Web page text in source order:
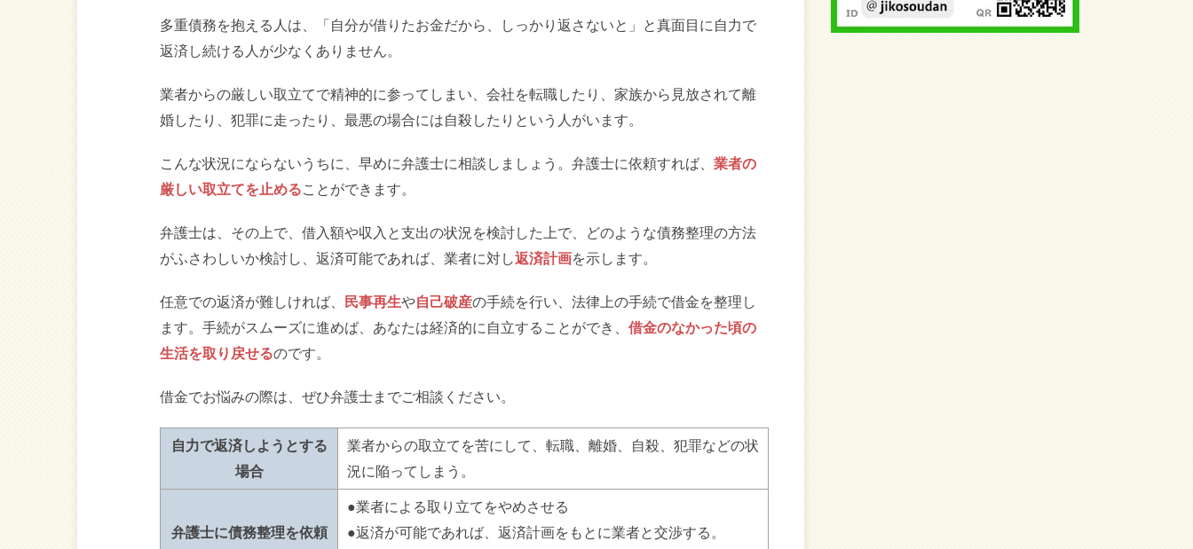
多重債務を抱える人は、「自分が借りたお金だから、しっかり返さないと」と真面目に自力で
返済し続ける人が少なくありません。
業者からの厳しい取立てで精神的に参ってしまい、会社を転職したり、家族から見放されて離
婚したり、犯罪に走ったり、最悪の場合には自殺したりという人がいます。
こんな状況にならないうちに、早めに弁護士に相談しましょう。弁護士に依頼すれば、 業者の
厳しい取立てを止めることができます。
弁護士は、その上で、借入額や収入と支出の状況を検討した上で、どのような債務整理の方法
がふさわしいか検討し、返済可能であれば、業者に対し返済計画を示します。
任意での返済が難しければ、 民事再生や自己破産の手続を行い、法律上の手続で借金を整理し
ます。手続がスムーズに進めば、あなたは経済的に自立することができ、 借金のなかった頃の
生活を取り戻せるのです。
借金でお悩みの際は、ぜひ弁護士までご相談ください。
自力で返済しようとする
場合
業者からの取立てを苦にして、転職、離婚、自殺、犯罪などの状
況に陥ってしまう。
弁護士に債務整理を依頼
●業者による取り立てをやめさせる
●返済が可能であれば、返済計画をもとに業者と交渉する。